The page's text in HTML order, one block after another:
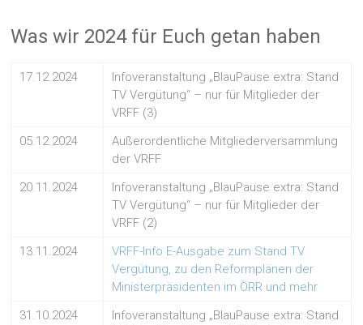
Was wir 2024 für Euch getan haben
17.12.2024
Infoveranstaltung „BlauPause extra: Stand
TV Vergütung“ – nur für Mitglieder der
VRFF (3)
05.12.2024
Außerordentliche Mitgliederversammlung
der VRFF
20.11.2024
Infoveranstaltung „BlauPause extra: Stand
TV Vergütung“ – nur für Mitglieder der
VRFF (2)
13.11.2024
VRFF-Info E-Ausgabe zum Stand TV
Vergütung, zu den Reformplänen der
Ministerpräsidenten im ÖRR und mehr
31.10.2024
Infoveranstaltung „BlauPause extra: Stand